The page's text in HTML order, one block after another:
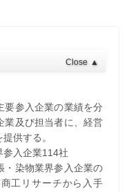
Close ▲
要参入企業の業績を分
業及び担当者に、経営
供する。
参入企業114社
・染物業界参入企業の
工リサーチから入手